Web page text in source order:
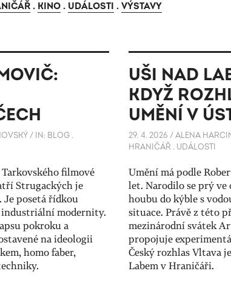
. KINO . UDÁLOSTI . VÝSTAVY
/ IN: BLOG .
filmové
Strugackých je
posetá řídkou
modernity.
pokroku a
na ideologii
homo faber,
UŠI NAD
KDYŽ
UMĚNÍ V
29. 4. 2026 /ALENA
HRANIČÁŘ . UDÁLOSTI
Umění má podle
let. Narodilo se prý
houbu do kýble s
situace. Právě z této
mezinárodní svátek
propojuje
Český rozhlas Vltava
Labem v Hraničáři.